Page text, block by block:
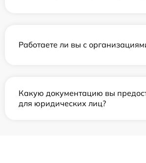
Работаете ли вы с
Какую документацию вы
для юридических лиц?